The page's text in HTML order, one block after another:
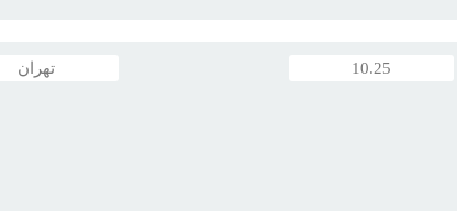
10.25
تهران